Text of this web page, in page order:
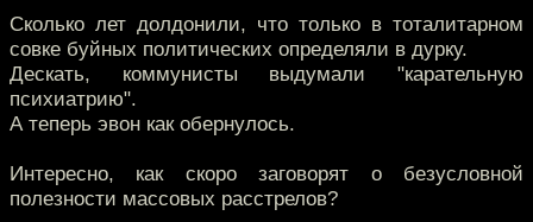
Сколько лет долдонили, что только в тоталитарном
совке буйных политических определяли в дурку.
Дескать, коммунисты выдумали "карательную
психиатрию".
А теперь эвон как обернулось.
Интересно, как скоро заговорят о безусловной
полезности массовых расстрелов?